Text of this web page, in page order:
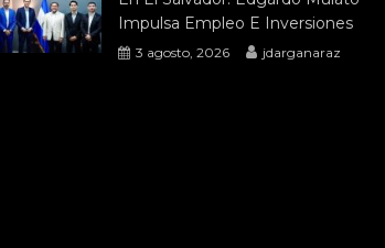
Impulsa Empleo E Inversiones
3 agosto, 2026 jdarganaraz